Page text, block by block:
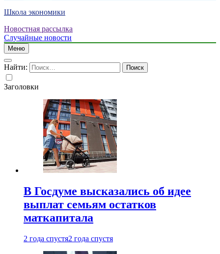
Школа экономики
Новостная рассылка
Случайные новости
Меню
Найти:
Заголовки
В Госдуме высказались об идее
выплат семьям остатков
маткапитала
2 года спустя2 года спустя